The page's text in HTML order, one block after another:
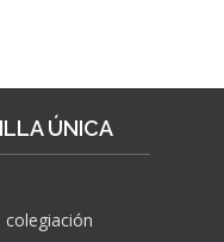
ÚNICA